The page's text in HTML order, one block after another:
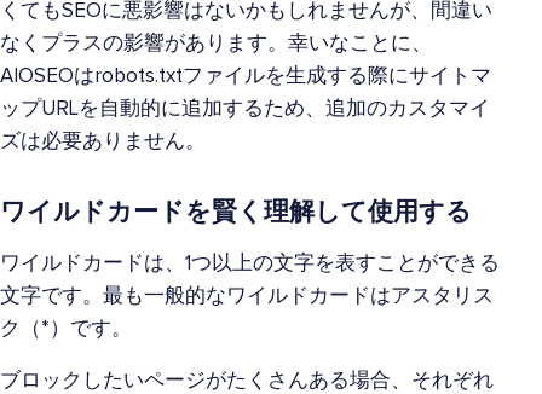
くてもSEOに悪影響はないかもしれませんが、間違い
なくプラスの影響があります。幸いなことに、
AIOSEOはrobots.txtファイルを生成する際にサイトマ
ップURLを自動的に追加するため、追加のカスタマイ
ズは必要ありません。
ワイルドカードを賢く理解して使用する
ワイルドカードは、1つ以上の文字を表すことができる
文字です。最も一般的なワイルドカードはアスタリス
ク（*）です。
ブロックしたいページがたくさんある場合、それぞれ